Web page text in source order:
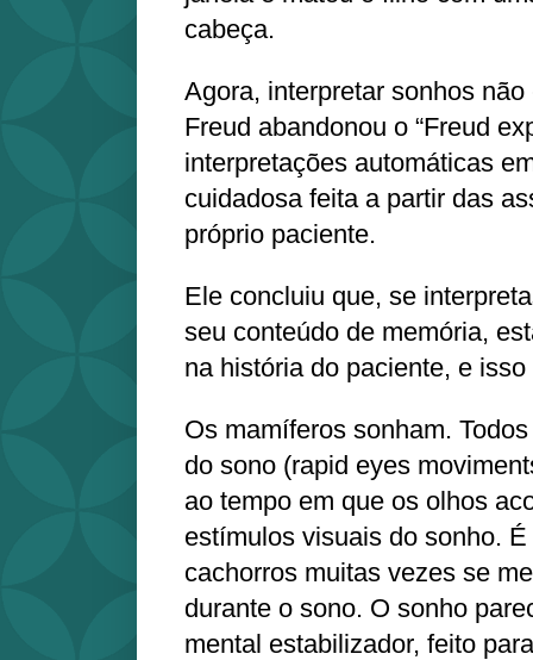
cabeça.
Agora, interpretar sonhos
Freud abandonou o “Freud
interpretações automáticas
cuidadosa feita a partir das
próprio paciente.
Ele concluiu que, se
seu conteúdo de memória,
na história do paciente, e
Os mamíferos sonham.
do sono (rapid eyes
ao tempo em que os olhos
estímulos visuais do sonho.
cachorros muitas vezes se
durante o sono. O sonho
mental estabilizador, feito